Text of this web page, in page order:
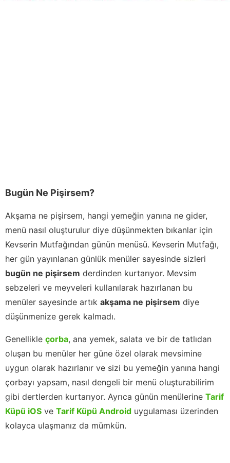
Bugün Ne Pişirsem?
Akşama ne pişirsem, hangi yemeğin yanına ne gider,
menü nasıl oluşturulur diye düşünmekten bıkanlar için
Kevserin Mutfağından günün menüsü. Kevserin Mutfağı,
her gün yayınlanan günlük menüler sayesinde sizleri
bugün ne pişirsem derdinden kurtarıyor. Mevsim
sebzeleri ve meyveleri kullanılarak hazırlanan bu
menüler sayesinde artık akşama ne pişirsem diye
düşünmenize gerek kalmadı.
Genellikle çorba, ana yemek, salata ve bir de tatlıdan
oluşan bu menüler her güne özel olarak mevsimine
uygun olarak hazırlanır ve sizi bu yemeğin yanına hangi
çorbayı yapsam, nasıl dengeli bir menü oluşturabilirim
gibi dertlerden kurtarıyor. Ayrıca günün menülerine Tarif
Küpü iOS ve Tarif Küpü Android uygulaması üzerinden
kolayca ulaşmanız da mümkün.